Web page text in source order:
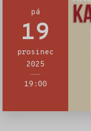
pá
19
prosinec
2025
19:00